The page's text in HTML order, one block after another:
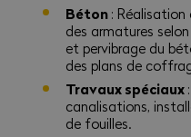
Béton :
des armatures
et pervibrage du
des plans de
Travaux spéciaux
canalisations,
de fouilles.